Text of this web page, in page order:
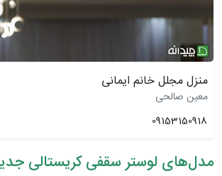
منزل مجلل خانم ایمانی
معین صالحی
09153150918
مدل‌های لوستر سقفی کریستالی